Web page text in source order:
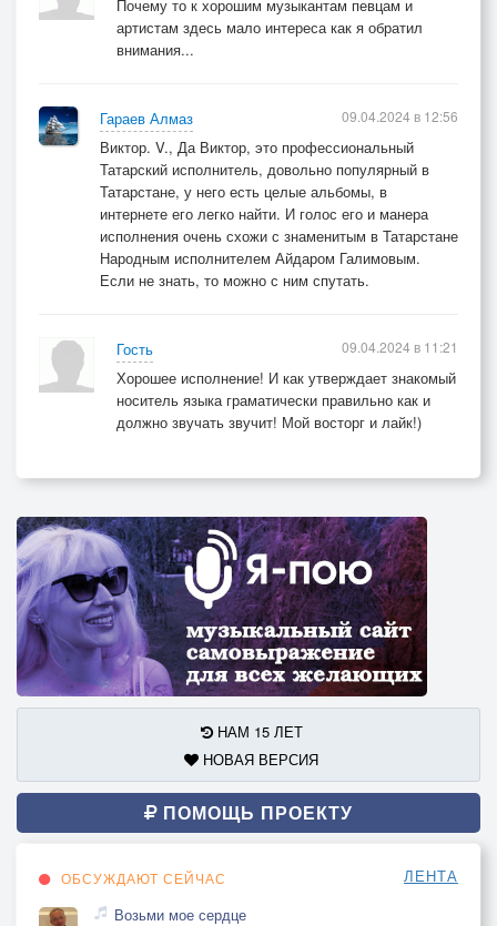
Почему то к хорошим музыкантам певцам и
артистам здесь мало интереса как я обратил
внимания...
Гараев Алмаз
Виктор. V., Да Виктор, это профессиональный
Татарский исполнитель, довольно популярный в
Татарстане, у него есть целые альбомы, в
интернете его легко найти. И голос его и манера
исполнения очень схожи с знаменитым в Татарстане
Народным исполнителем Айдаром Галимовым.
Если не знать, то можно с ним спутать.
09.04.2024 в 12:56
Гость
Хорошее исполнение! И как утверждает знакомый
носитель языка граматически правильно как и
должно звучать звучит! Мой восторг и лайк!)
09.04.2024 в 11:21
НАМ 15 ЛЕТ
НОВАЯ ВЕРСИЯ
ПОМОЩЬ ПРОЕКТУ
ОБСУЖДАЮТ СЕЙЧАС ЛЕНТА
Возьми мое сердце